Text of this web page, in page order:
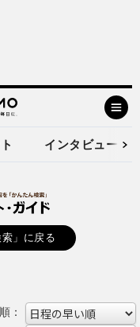
インタビュー
」に戻る
：